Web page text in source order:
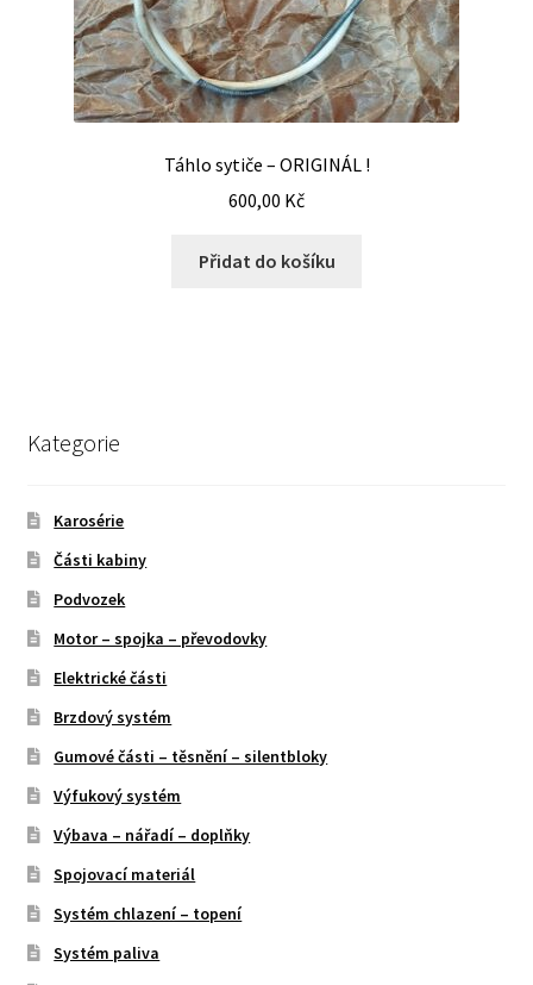
Táhlo sytiče – ORIGINÁL !
600,00 Kč
Přidat do košíku
Kategorie
Karosérie
Části kabiny
Podvozek
Motor – spojka – převodovky
Elektrické části
Brzdový systém
Gumové části – těsnění – silentbloky
Výfukový systém
Výbava – nářadí – doplňky
Spojovací materiál
Systém chlazení – topení
Systém paliva